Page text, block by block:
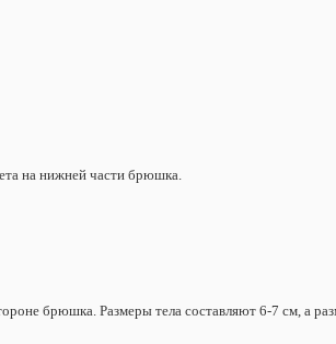
на нижней части брюшка.
брюшка. Размеры тела составляют 6-7 см, а